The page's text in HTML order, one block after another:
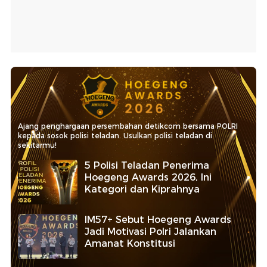
Ajang penghargaan persembahan detikcom bersama POLRI
kepada sosok polisi teladan. Usulkan polisi teladan di
sekitarmu!
5 Polisi Teladan Penerima
Hoegeng Awards 2026, Ini
Kategori dan Kiprahnya
IM57+ Sebut Hoegeng Awards
Jadi Motivasi Polri Jalankan
Amanat Konstitusi